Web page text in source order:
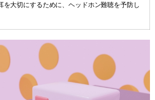
を大切にするために、ヘッドホン難聴を予防し